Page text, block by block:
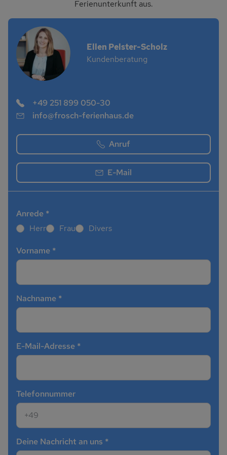
Ferienunterkunft aus.
Ellen Pelster-Scholz
Kundenberatung
+49 251 899 050-30
info@frosch-ferienhaus.de
Anruf
E-Mail
Anrede *
Herr
Frau Divers
Vorname *
Nachname *
E-Mail-Adresse *
Telefonnummer
Deine Nachricht an uns *